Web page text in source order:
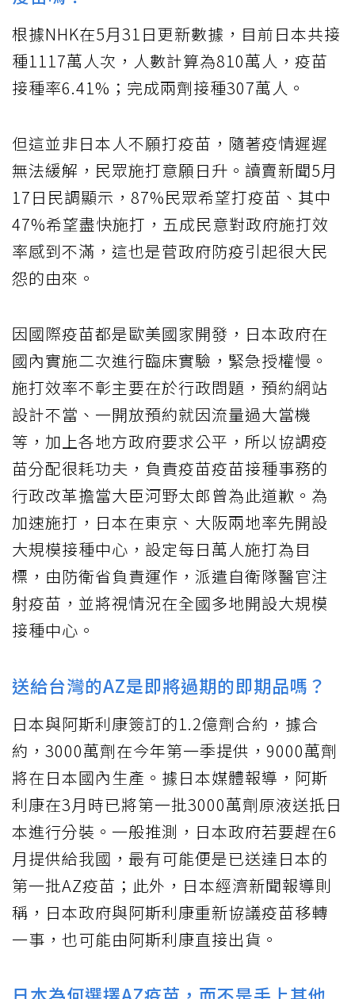
根據NHK在5月31日更新數據，目前日本共接
種1117萬人次，人數計算為810萬人，疫苗
接種率6.41%；完成兩劑接種307萬人。
但這並非日本人不願打疫苗，隨著疫情遲遲
無法緩解，民眾施打意願日升。讀賣新聞5月
17日民調顯示，87%民眾希望打疫苗、其中
47%希望盡快施打，五成民意對政府施打效
率感到不滿，這也是菅政府防疫引起很大民
怨的由來。
因國際疫苗都是歐美國家開發，日本政府在
國內實施二次進行臨床實驗，緊急授權慢。
施打效率不彰主要在於行政問題，預約網站
設計不當、一開放預約就因流量過大當機
等，加上各地方政府要求公平，所以協調疫
苗分配很耗功夫，負責疫苗疫苗接種事務的
行政改革擔當大臣河野太郎曾為此道歉。為
加速施打，日本在東京、大阪兩地率先開設
大規模接種中心，設定每日萬人施打為目
標，由防衛省負責運作，派遣自衛隊醫官注
射疫苗，並將視情況在全國多地開設大規模
接種中心。
送給台灣的AZ是即將過期的即期品嗎？
日本與阿斯利康簽訂的1.2億劑合約，據合
約，3000萬劑在今年第一季提供，9000萬劑
將在日本國內生產。據日本媒體報導，阿斯
利康在3月時已將第一批3000萬劑原液送扺日
本進行分裝。一般推測，日本政府若要趕在6
月提供給我國，最有可能便是已送達日本的
第一批AZ疫苗；此外，日本經濟新聞報導則
稱，日本政府與阿斯利康重新協議疫苗移轉
一事，也可能由阿斯利康直接出貨。